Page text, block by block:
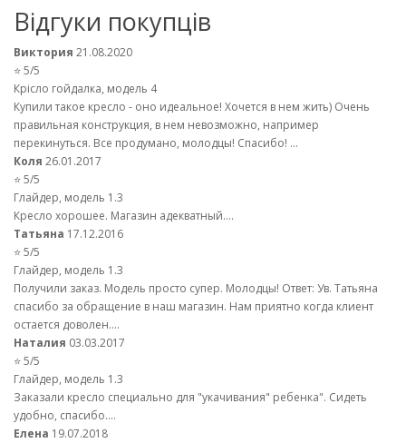
Відгуки покупців
Виктория 21.08.2020
⭐ 5/5
Крісло гойдалка, модель 4
Купили такое кресло - оно идеальное! Хочется в нем жить) Очень
правильная конструкция, в нем невозможно, например
перекинуться. Все продумано, молодцы! Спасибо! ...
Коля 26.01.2017
⭐ 5/5
Глайдер, модель 1.3
Кресло хорошее. Магазин адекватный....
Татьяна 17.12.2016
⭐ 5/5
Глайдер, модель 1.3
Получили заказ. Модель просто супер. Молодцы! Ответ: Ув. Татьяна
спасибо за обращение в наш магазин. Нам приятно когда клиент
остается доволен....
Наталия 03.03.2017
⭐ 5/5
Глайдер, модель 1.3
Заказали кресло специально для "укачивания" ребенка". Сидеть
удобно, спасибо....
Елена 19.07.2018